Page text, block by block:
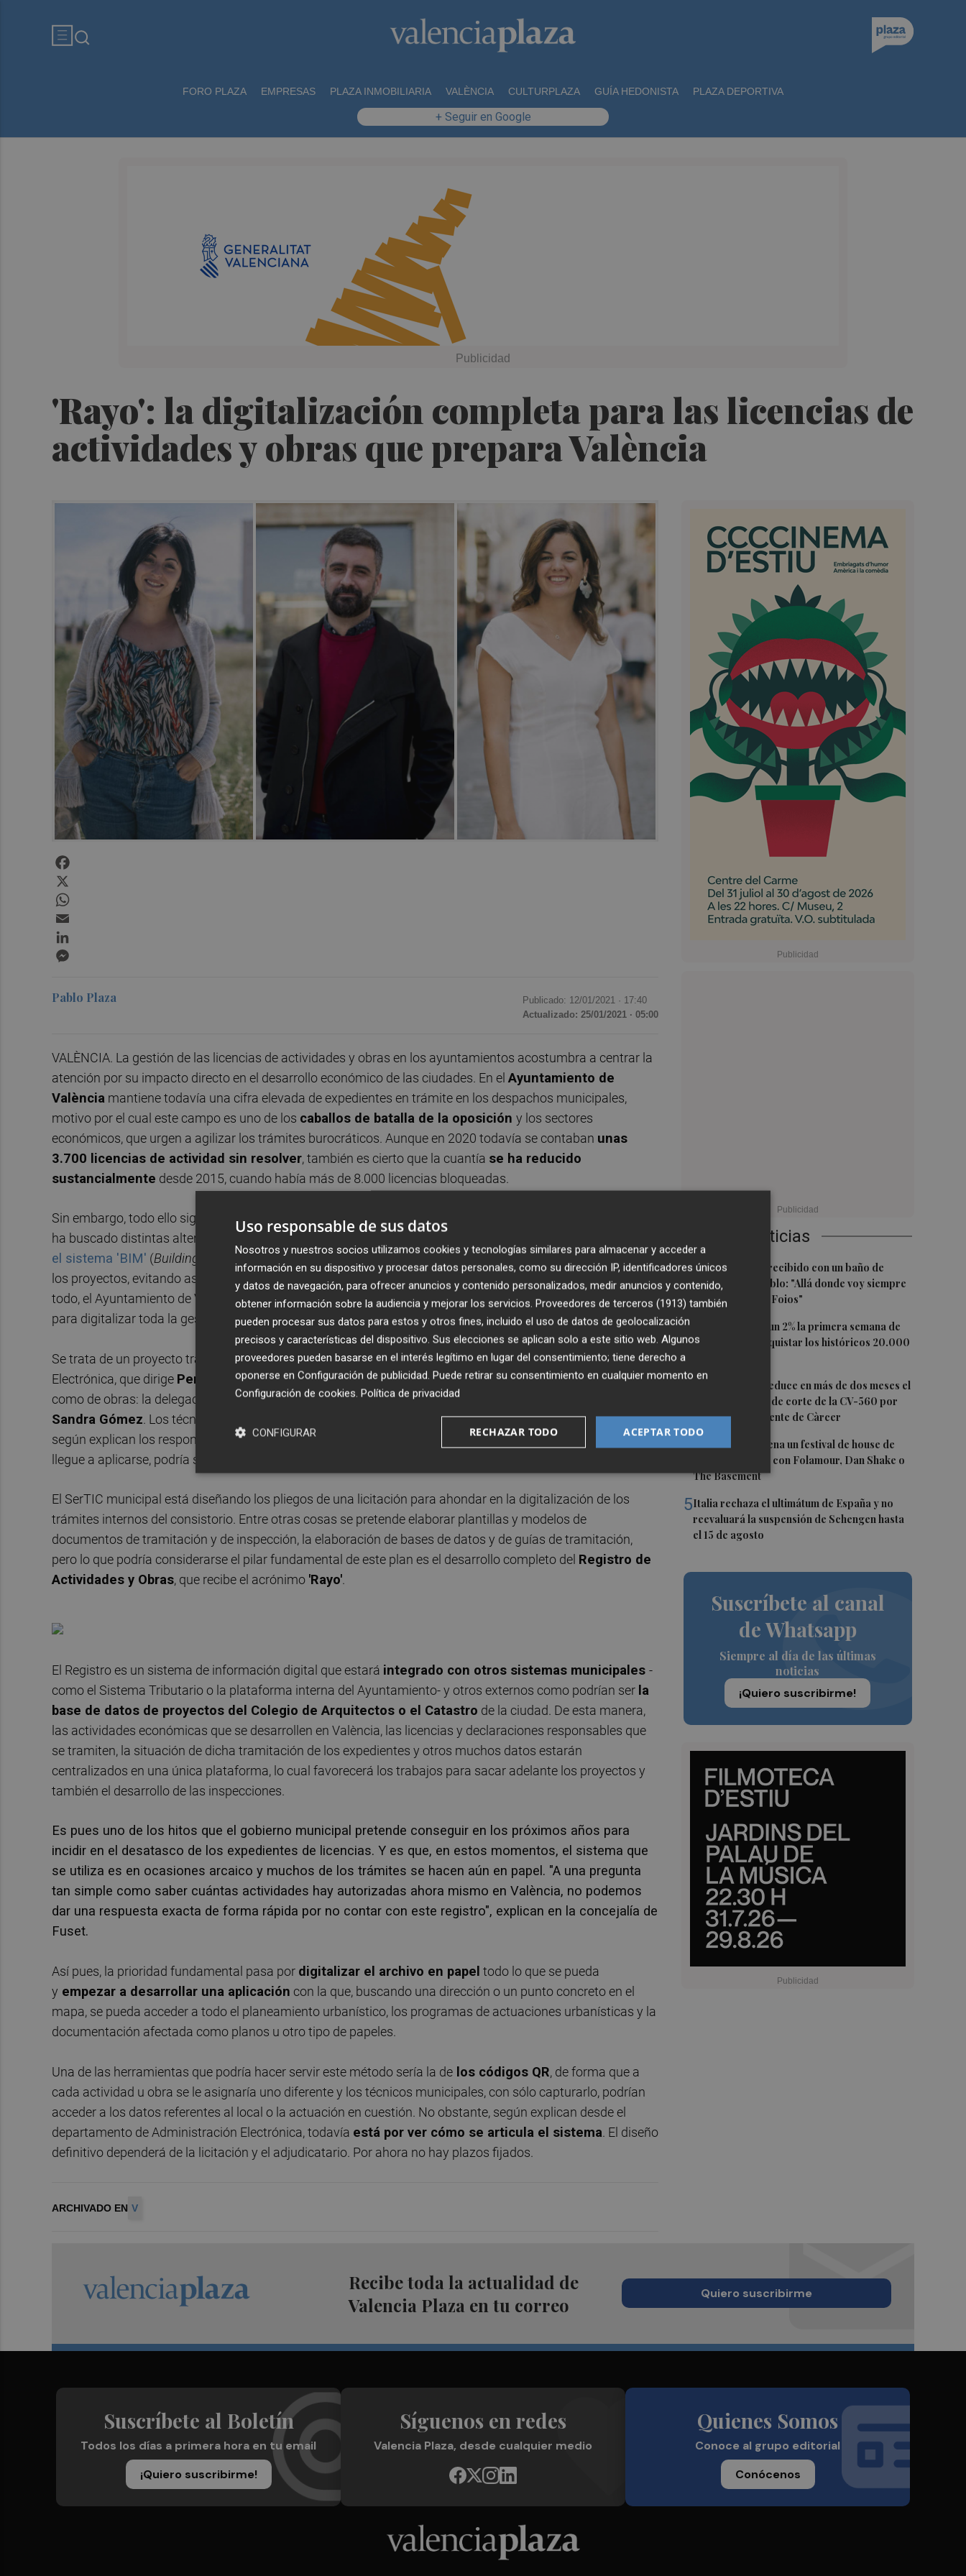
FORO PLAZA EMPRESAS PLAZA INMOBILIARIA VALÈNCIA CULTURPLAZA GUÍA HEDONISTA PLAZA DEPORTIVA
+ Seguir en Google
'Rayo': la digitalización completa para las licencias de
actividades y obras que prepara València
Últimas Noticias
1 Ferran Torres, recibido con un baño de
masas en su pueblo: "Allá donde voy siempre
digo que soy de Foios"
2
El Ibex 35 sube un 2% la primera semana de
agosto tras conquistar los históricos 20.000
La Diputación reduce en más de dos meses el
tiempo previsto de corte de la CV-560 por
las obras del puente de Càrcer
4Roig Arena estrena un festival de house de
más de 10 horas con Folamour, Dan Shake o
The Basement
5Italia rechaza el ultimátum de España y no
reevaluará la suspensión de Schengen hasta
el 15 de agosto
Suscríbete al canal
de Whatsapp
Siempre al día de las últimas
noticias
¡Quiero suscribirme!
Pablo Plaza Publicado: 12/01/2021 · 17:40
Actualizado: 25/01/2021 · 05:00
VALÈNCIA. La gestión de las licencias de actividades y obras en los ayuntamientos acostumbra a centrar la
atención por su impacto directo en el desarrollo económico de las ciudades. En el Ayuntamiento de
València mantiene todavía una cifra elevada de expedientes en trámite en los despachos municipales,
motivo por el cual este campo es uno de los caballos de batalla de la oposición y los sectores
económicos, que urgen a agilizar los trámites burocráticos. Aunque en 2020 todavía se contaban unas
3.700 licencias de actividad sin resolver, también es cierto que la cuantía se ha reducido
sustancialmente desde 2015, cuando había más de 8.000 licencias bloqueadas.
Sin embargo, todo ello sigue sin ser suficiente. Así, la concejalía de Actividades, que dirige
ha buscado distintas alternativas para evitar retrasos, como
el sistema 'BIM' (Building Information Modeling), que entre otras cosas permite la gestión colaborativa de
los proyectos, evitando así dilaciones innecesarias, algo que quiere empezar a usar a partir de este año. Con
todo, el Ayuntamiento de València trabaja ya en esta misma dirección a mayor escala y prepara un plan
para digitalizar toda la gestión de las licencias en la ciudad, según ha podido saberValencia Plaza.
Se trata de un proyecto transversal que ocupa fundamentalmente a las concejalías de Administración
Electrónica, que dirige Pere Fuset, y a las que se ocupan de los permisos municipales tanto de actividad
como de obras: la delegación de Actividades de Beamud, y la concejalía de Desarrollo Urbano, que gestiona
Sandra Gómez. Los técnicos de los tres departamentos están elaborando conjuntamente el programa que,
según explican los responsables municipales, está todavía en un estadio embrionario pero que, cuando
llegue a aplicarse, podría suponer un gran salto hacia adelante.
El SerTIC municipal está diseñando los pliegos de una licitación para ahondar en la digitalización de los
trámites internos del consistorio. Entre otras cosas se pretende elaborar plantillas y modelos de
documentos de tramitación y de inspección, la elaboración de bases de datos y de guías de tramitación,
pero lo que podría considerarse el pilar fundamental de este plan es el desarrollo completo del Registro de
Actividades y Obras, que recibe el acrónimo 'Rayo'.
El Registro es un sistema de información digital que estará integrado con otros sistemas municipales -
como el Sistema Tributario o la plataforma interna del Ayuntamiento- y otros externos como podrían ser la
base de datos de proyectos del Colegio de Arquitectos o el Catastro de la ciudad. De esta manera,
las actividades económicas que se desarrollen en València, las licencias y declaraciones responsables que
se tramiten, la situación de dicha tramitación de los expedientes y otros muchos datos estarán
centralizados en una única plataforma, lo cual favorecerá los trabajos para sacar adelante los proyectos y
también el desarrollo de las inspecciones.
Es pues uno de los hitos que el gobierno municipal pretende conseguir en los próximos años para
incidir en el desatasco de los expedientes de licencias. Y es que, en estos momentos, el sistema que
se utiliza es en ocasiones arcaico y muchos de los trámites se hacen aún en papel. "A una pregunta
tan simple como saber cuántas actividades hay autorizadas ahora mismo en València, no podemos
dar una respuesta exacta de forma rápida por no contar con este registro", explican en la concejalía de
Fuset.
Así pues, la prioridad fundamental pasa por digitalizar el archivo en papel todo lo que se pueda
y empezar a desarrollar una aplicación con la que, buscando una dirección o un punto concreto en el
mapa, se pueda acceder a todo el planeamiento urbanístico, los programas de actuaciones urbanísticas y la
documentación afectada como planos u otro tipo de papeles.
Una de las herramientas que podría hacer servir este método sería la de los códigos QR, de forma que a
cada actividad u obra se le asignaría uno diferente y los técnicos municipales, con sólo capturarlo, podrían
acceder a los datos referentes al local o la actuación en cuestión. No obstante, según explican desde el
departamento de Administración Electrónica, todavía está por ver cómo se articula el sistema. El diseño
definitivo dependerá de la licitación y el adjudicatario. Por ahora no hay plazos fijados.
ARCHIVADO EN V
Recibe toda la actualidad de
Valencia Plaza en tu correo
Quiero suscribirme
Suscríbete al Boletín
Todos los días a primera hora en tu email
¡Quiero suscribirme!
Síguenos en redes
Valencia Plaza, desde cualquier medio
Quienes Somos
Conoce al grupo editorial
Conócenos
Uso responsable de sus datos
Nosotros y nuestros socios utilizamos cookies y tecnologías similares para almacenar y acceder a
información en su dispositivo y procesar datos personales, como su dirección IP, identificadores únicos
y datos de navegación, para ofrecer anuncios y contenido personalizados, medir anuncios y contenido,
obtener información sobre la audiencia y mejorar los servicios. Proveedores de terceros (1913) también
pueden procesar sus datos para estos y otros fines, incluido el uso de datos de geolocalización
precisos y características del dispositivo. Sus elecciones se aplican solo a este sitio web. Algunos
proveedores pueden basarse en el interés legítimo en lugar del consentimiento; tiene derecho a
oponerse en Configuración de publicidad. Puede retirar su consentimiento en cualquier momento en
Configuración de cookies. Política de privacidad
ACEPTAR TODO
RECHAZAR TODO
CONFIGURAR